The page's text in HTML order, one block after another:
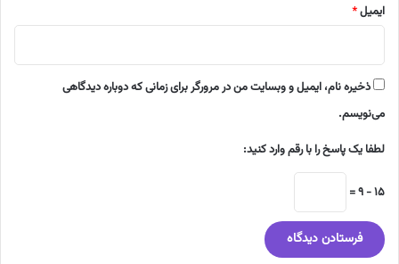
ایمیل*
ذخیره نام، ایمیل و وبسایت من در مرورگر برای زمانی که دوباره دیدگاهی
می‌نویسم.
لطفا یک پاسخ را با رقم وارد کنید:
15 − 9 =